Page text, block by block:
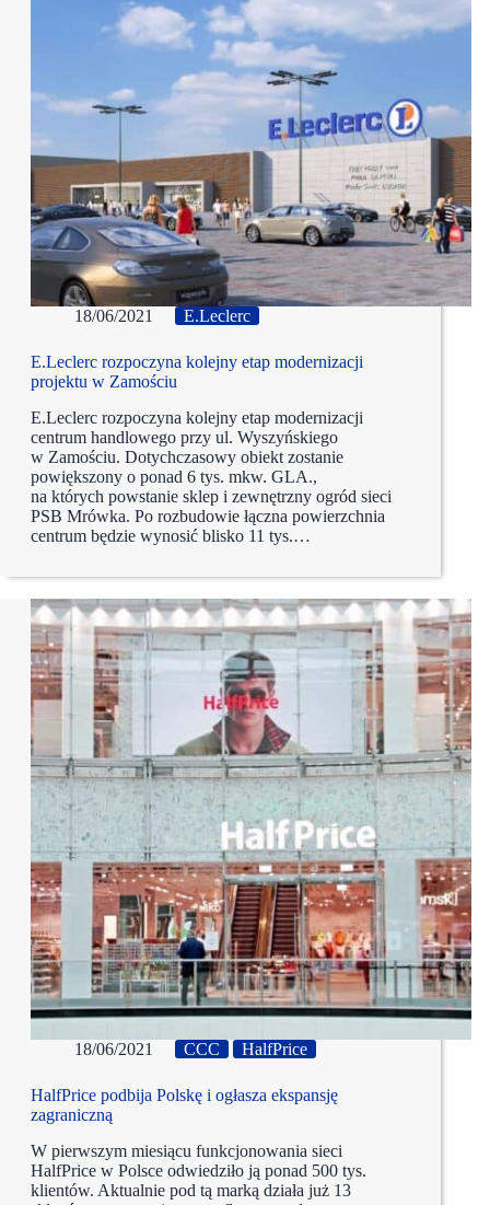
18/06/2021 E.Leclerc
E.Leclerc rozpoczyna kolejny etap modernizacji
projektu w Zamościu
E.Leclerc rozpoczyna kolejny etap modernizacji
centrum handlowego przy ul. Wyszyńskiego
w Zamościu. Dotychczasowy obiekt zostanie
powiększony o ponad 6 tys. mkw. GLA.,
na których powstanie sklep i zewnętrzny ogród sieci
PSB Mrówka. Po rozbudowie łączna powierzchnia
centrum będzie wynosić blisko 11 tys.…
18/06/2021 CCC HalfPrice
HalfPrice podbija Polskę i ogłasza ekspansję
zagraniczną
W pierwszym miesiącu funkcjonowania sieci
HalfPrice w Polsce odwiedziło ją ponad 500 tys.
klientów. Aktualnie pod tą marką działa już 13